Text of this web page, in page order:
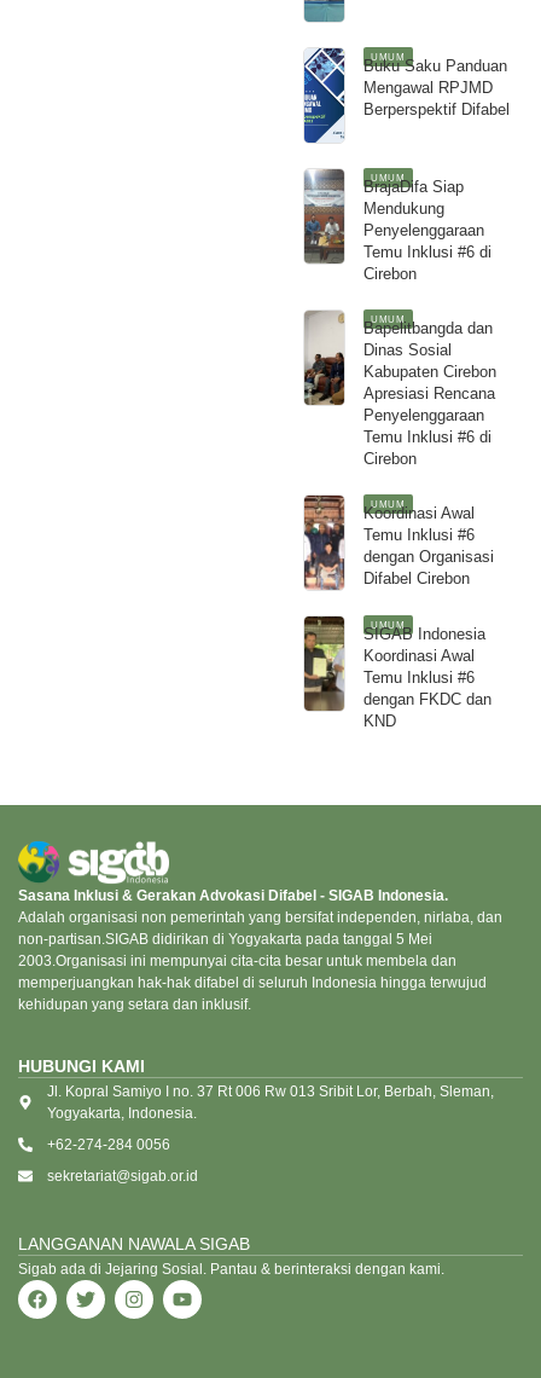
UMUM
Buku Saku Panduan
Mengawal RPJMD
Berperspektif Difabel
UMUM
BrajaDifa Siap
Mendukung
Penyelenggaraan
Temu Inklusi #6 di
Cirebon
UMUM
Bapelitbangda dan
Dinas Sosial
Kabupaten Cirebon
Apresiasi Rencana
Penyelenggaraan
Temu Inklusi #6 di
Cirebon
UMUM
Koordinasi Awal
Temu Inklusi #6
dengan Organisasi
Difabel Cirebon
UMUM
SIGAB Indonesia
Koordinasi Awal
Temu Inklusi #6
dengan FKDC dan
KND
Sasana Inklusi & Gerakan Advokasi Difabel - SIGAB Indonesia.
Adalah organisasi non pemerintah yang bersifat independen, nirlaba, dan
non-partisan.SIGAB didirikan di Yogyakarta pada tanggal 5 Mei
2003.Organisasi ini mempunyai cita-cita besar untuk membela dan
memperjuangkan hak-hak difabel di seluruh Indonesia hingga terwujud
kehidupan yang setara dan inklusif.
HUBUNGI KAMI
Jl. Kopral Samiyo I no. 37 Rt 006 Rw 013 Sribit Lor, Berbah, Sleman,
Yogyakarta, Indonesia.
+62-274-284 0056
sekretariat@sigab.or.id
LANGGANAN NAWALA SIGAB
Sigab ada di Jejaring Sosial. Pantau & berinteraksi dengan kami.